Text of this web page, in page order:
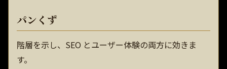
パンくず
階層を示し、SEO とユーザー体験の両方に効きま
す。